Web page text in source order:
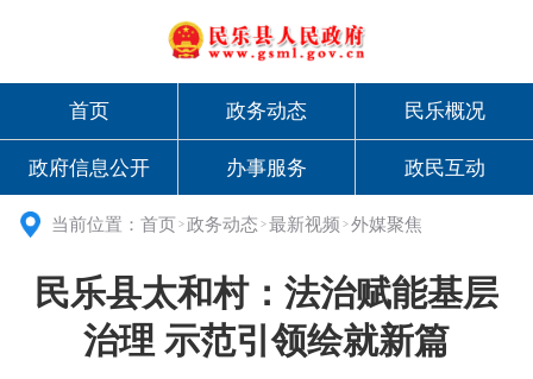
首页 政务动态 民乐概况
政府信息公开 办事服务 政民互动
当前位置：首页 > 政务动态 >最新视频 >外媒聚焦
民乐县太和村：法治赋能基层
治理 示范引领绘就新篇